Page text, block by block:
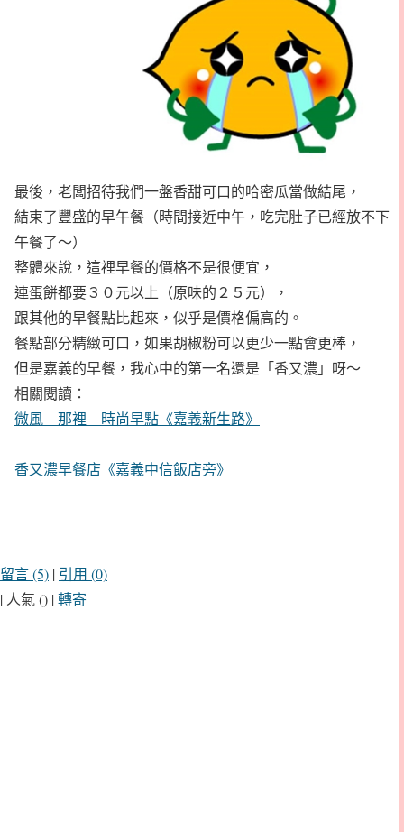
最後，老闆招待我們一盤香甜可口的哈密瓜當做結尾，
結束了豐盛的早午餐（時間接近中午，吃完肚子已經放不下
午餐了～）
整體來說，這裡早餐的價格不是很便宜，
連蛋餅都要３０元以上（原味的２５元），
跟其他的早餐點比起來，似乎是價格偏高的。
餐點部分精緻可口，如果胡椒粉可以更少一點會更棒，
但是嘉義的早餐，我心中的第一名還是「香又濃」呀～
相關閱讀：
微風 那裡 時尚早點《嘉義新生路》
香又濃早餐店《嘉義中信飯店旁》
留言 (5) | 引用 (0)
| 人氣 () |轉寄